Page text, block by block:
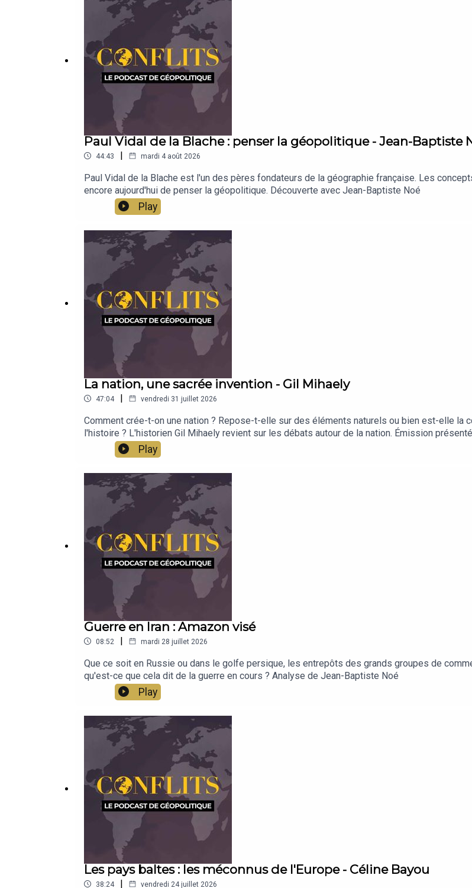
Paul Vidal de la Blache : penser la géopolitique - Jean-Baptiste
44:43 | mardi 4 août 2026
Paul Vidal de la Blache est l'un des pères fondateurs de la géographie française. Les
encore aujourd'hui de penser la géopolitique. Découverte avec Jean-Baptiste Noé
Play
La nation, une sacrée invention - Gil Mihaely
47:04 | vendredi 31 juillet 2026
Comment crée-t-on une nation ? Repose-t-elle sur des éléments naturels ou bien est-elle la
l'histoire ? L'historien Gil Mihaely revient sur les débats autour de la nation. Émission
Play
Guerre en Iran : Amazon visé
08:52 | mardi 28 juillet 2026
Que ce soit en Russie ou dans le golfe persique, les entrepôts des grands groupes de
qu'est-ce que cela dit de la guerre en cours ? Analyse de Jean-Baptiste Noé
Play
Les pays baltes : les méconnus de l'Europe - Céline Bayou
38:24 | vendredi 24 juillet 2026